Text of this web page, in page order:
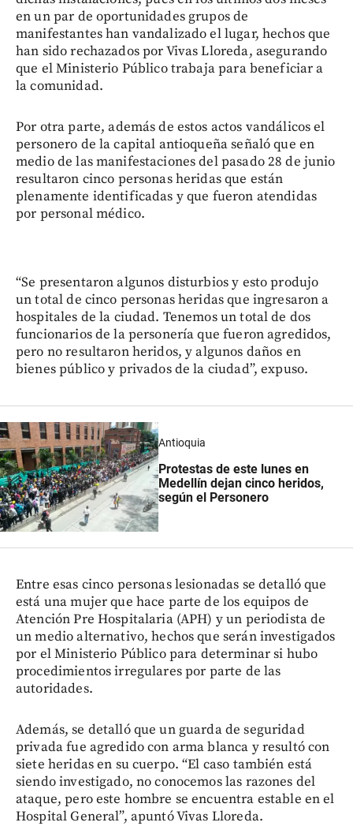
en un par de oportunidades grupos de
manifestantes han vandalizado el lugar, hechos que
han sido rechazados por Vivas Lloreda, asegurando
que el Ministerio Público trabaja para beneficiar a
la comunidad.
Por otra parte, además de estos actos vandálicos el
personero de la capital antioqueña señaló que en
medio de las manifestaciones del pasado 28 de junio
resultaron cinco personas heridas que están
plenamente identificadas y que fueron atendidas
por personal médico.
“Se presentaron algunos disturbios y esto produjo
un total de cinco personas heridas que ingresaron a
hospitales de la ciudad. Tenemos un total de dos
funcionarios de la personería que fueron agredidos,
pero no resultaron heridos, y algunos daños en
bienes público y privados de la ciudad”, expuso.
Antioquia
Protestas de este lunes en
Medellín dejan cinco heridos,
según el Personero
Entre esas cinco personas lesionadas se detalló que
está una mujer que hace parte de los equipos de
Atención Pre Hospitalaria (APH) y un periodista de
un medio alternativo, hechos que serán investigados
por el Ministerio Público para determinar si hubo
procedimientos irregulares por parte de las
autoridades.
Además, se detalló que un guarda de seguridad
privada fue agredido con arma blanca y resultó con
siete heridas en su cuerpo. “El caso también está
siendo investigado, no conocemos las razones del
ataque, pero este hombre se encuentra estable en el
Hospital General”, apuntó Vivas Lloreda.